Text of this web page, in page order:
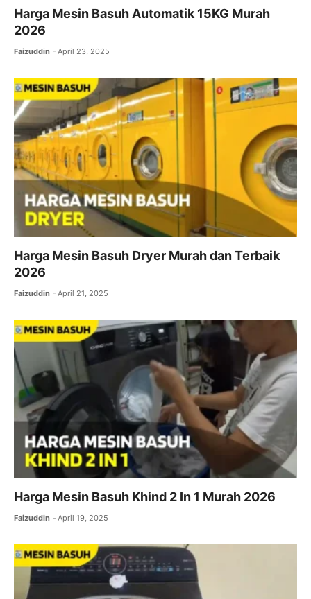
Harga Mesin Basuh Automatik 15KG Murah
2026
Faizuddin April 23, 2025
Harga Mesin Basuh Dryer Murah dan Terbaik
2026
Faizuddin April 21, 2025
Harga Mesin Basuh Khind 2 In 1 Murah 2026
Faizuddin April 19, 2025